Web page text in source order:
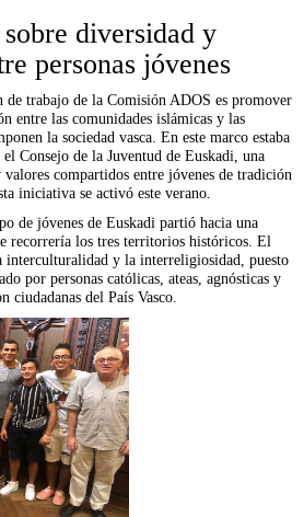
diversidad y
personas jóvenes
trabajo de la Comisión ADOS es promover
entre las comunidades islámicas y las
la sociedad vasca. En este marco estaba
Consejo de la Juventud de Euskadi, una
compartidos entre jóvenes de tradición
iniciativa se activó este verano.
de jóvenes de Euskadi partió hacia una
recorrería los tres territorios históricos. El
interculturalidad y la interreligiosidad, puesto
por personas católicas, ateas, agnósticas y
ciudadanas del País Vasco.